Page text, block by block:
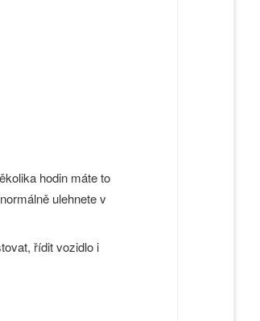
hodin máte to
ulehnete v
řídit vozidlo i